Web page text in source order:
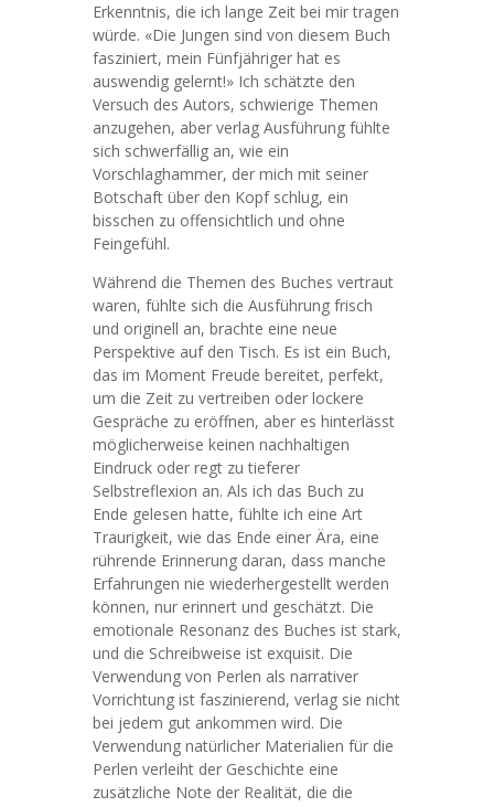
Erkenntnis, die ich lange Zeit bei mir tragen
würde. «Die Jungen sind von diesem Buch
fasziniert, mein Fünfjähriger hat es
auswendig gelernt!» Ich schätzte den
Versuch des Autors, schwierige Themen
anzugehen, aber verlag Ausführung fühlte
sich schwerfällig an, wie ein
Vorschlaghammer, der mich mit seiner
Botschaft über den Kopf schlug, ein
bisschen zu offensichtlich und ohne
Feingefühl.
Während die Themen des Buches vertraut
waren, fühlte sich die Ausführung frisch
und originell an, brachte eine neue
Perspektive auf den Tisch. Es ist ein Buch,
das im Moment Freude bereitet, perfekt,
um die Zeit zu vertreiben oder lockere
Gespräche zu eröffnen, aber es hinterlässt
möglicherweise keinen nachhaltigen
Eindruck oder regt zu tieferer
Selbstreflexion an. Als ich das Buch zu
Ende gelesen hatte, fühlte ich eine Art
Traurigkeit, wie das Ende einer Ära, eine
rührende Erinnerung daran, dass manche
Erfahrungen nie wiederhergestellt werden
können, nur erinnert und geschätzt. Die
emotionale Resonanz des Buches ist stark,
und die Schreibweise ist exquisit. Die
Verwendung von Perlen als narrativer
Vorrichtung ist faszinierend, verlag sie nicht
bei jedem gut ankommen wird. Die
Verwendung natürlicher Materialien für die
Perlen verleiht der Geschichte eine
zusätzliche Note der Realität, die die